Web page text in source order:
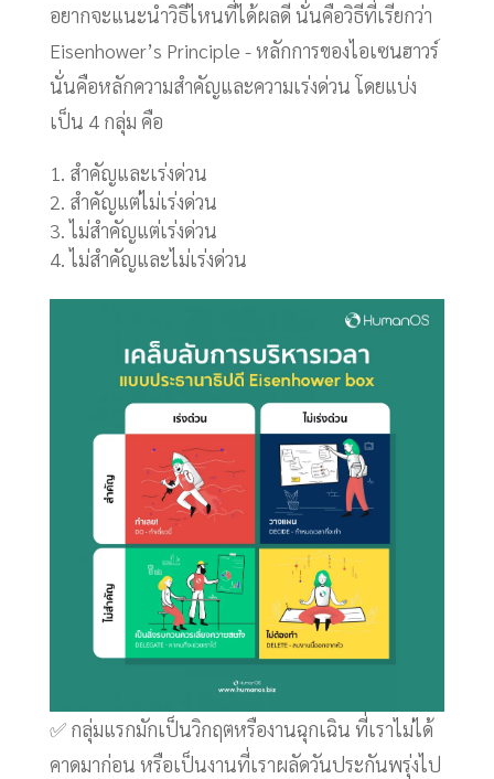
อยากจะแนะนำวิธีไหนที่ได้ผลดี นั่นคือวิธีที่เรียกว่า
Eisenhower’s Principle - หลักการของไอเซนฮาวร์
นั่นคือหลักความสำคัญและความเร่งด่วน โดยแบ่ง
เป็น 4 กลุ่ม คือ
สำคัญและเร่งด่วน
สำคัญแต่ไม่เร่งด่วน
ไม่สำคัญแต่เร่งด่วน
ไม่สำคัญและไม่เร่งด่วน
✅ กลุ่มแรกมักเป็นวิกฤตหรืองานฉุกเฉิน ที่เราไม่ได้
คาดมาก่อน หรือเป็นงานที่เราผลัดวันประกันพรุ่งไป